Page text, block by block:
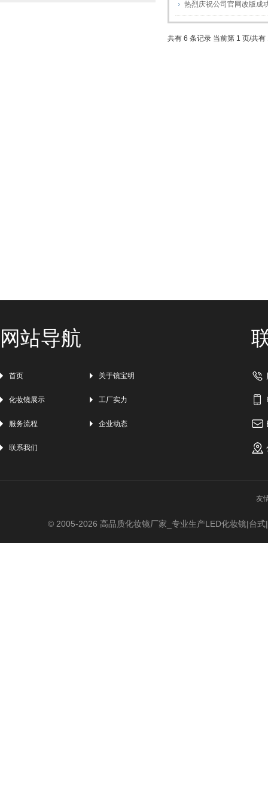
热烈庆祝公司官网改版成
共有 6 条记录 当前第 1 页/共
网站导航
首页 关于镜宝明
化妆镜展示 工厂实力
服务流程 企业动态
联系我们
友
© 2005-2026 高品质化妆镜厂家_专业生产LED化妆镜|台